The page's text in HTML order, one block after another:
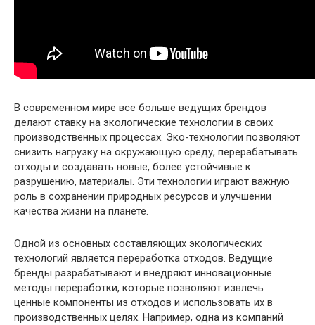
В современном мире все больше ведущих брендов
делают ставку на экологические технологии в своих
производственных процессах. Эко-технологии позволяют
снизить нагрузку на окружающую среду, перерабатывать
отходы и создавать новые, более устойчивые к
разрушению, материалы. Эти технологии играют важную
роль в сохранении природных ресурсов и улучшении
качества жизни на планете.
Одной из основных составляющих экологических
технологий является переработка отходов. Ведущие
бренды разрабатывают и внедряют инновационные
методы переработки, которые позволяют извлечь
ценные компоненты из отходов и использовать их в
производственных целях. Например, одна из компаний